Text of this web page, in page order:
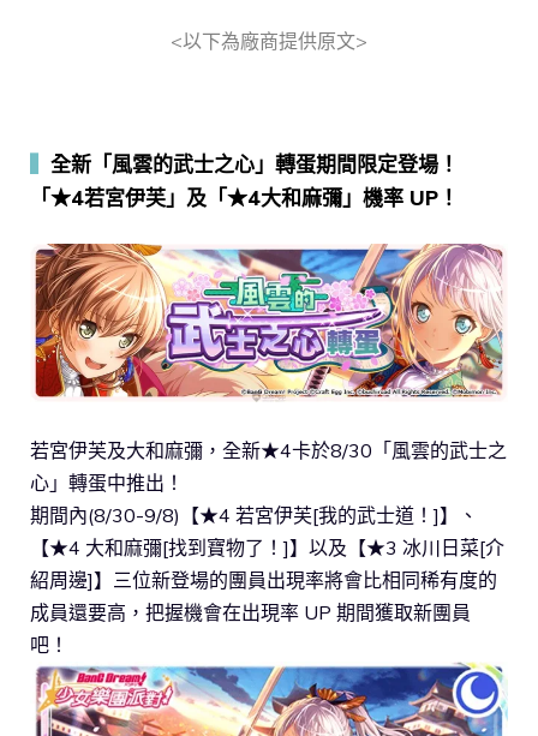
<以下為廠商提供原文>
全新「風雲的武士之心」轉蛋期間限定登場！
「★4若宮伊芙」及「★4大和麻彌」機率 UP！
若宮伊芙及大和麻彌，全新★4卡於8/30「風雲的武士之
心」轉蛋中推出！
期間內(8/30-9/8)【★4 若宮伊芙[我的武士道！]】、
【★4 大和麻彌[找到寶物了！]】以及【★3 冰川日菜[介
紹周邊]】三位新登場的團員出現率將會比相同稀有度的
成員還要高，把握機會在出現率 UP 期間獲取新團員
吧！